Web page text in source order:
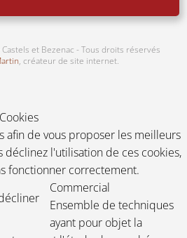
: HALTE AUX
et Bezenac - Tous droits réservés
, créateur de site internet.
afin de vous proposer les meilleurs
déclinez l'utilisation de ces cookies,
fonctionner correctement.
Commercial
Ensemble de techniques
ayant pour objet la